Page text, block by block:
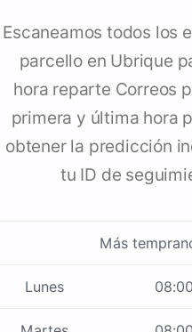
Escaneamos todos los
parcello en Ubrique
hora reparte Correos
primera y última hora
obtener la predicción
tu ID de
Más
Lunes 08:00